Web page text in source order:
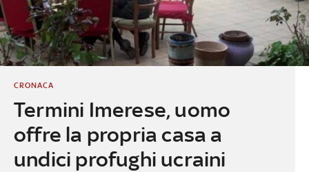
Termini Imerese, uomo
offre la propria casa a
undici profughi ucraini
CRONACA